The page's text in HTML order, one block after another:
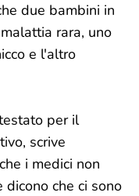
due bambini in
rara, uno
e l'altro
per il
scrive
i medici non
che ci sono